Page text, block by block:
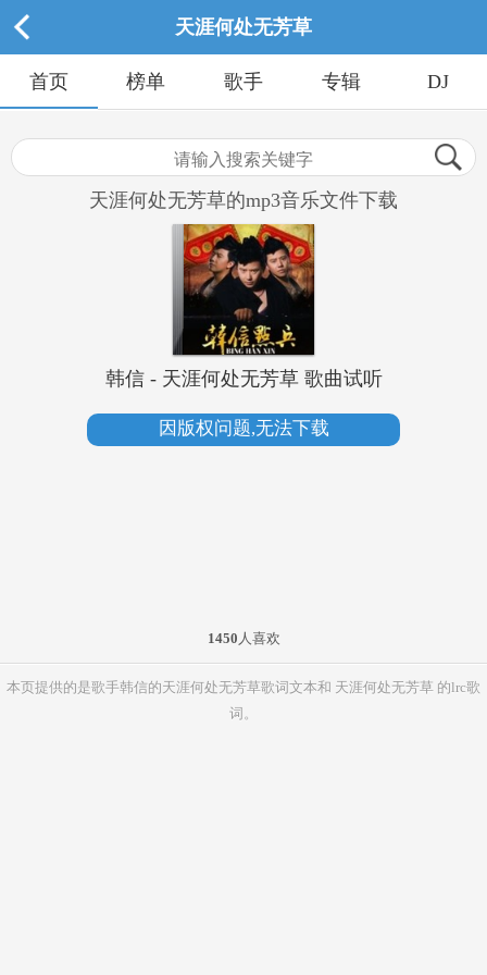
天涯何处无芳草
首页 榜单 歌手 专辑 DJ
天涯何处无芳草的mp3音乐文件下载
韩信 - 天涯何处无芳草 歌曲试听
因版权问题,无法下载
1450 人喜欢
本页提供的是歌手韩信的天涯何处无芳草歌词文本和 天涯何处无芳草 的lrc歌
词。